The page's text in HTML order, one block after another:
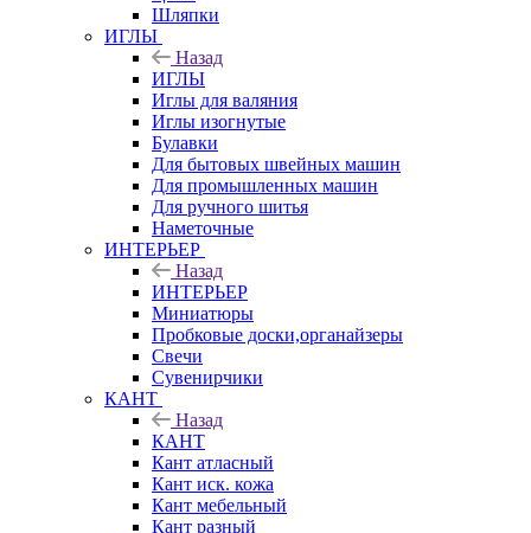
Шляпки
ИГЛЫ
Назад
ИГЛЫ
Иглы для валяния
Иглы изогнутые
Булавки
Для бытовых швейных машин
Для промышленных машин
Для ручного шитья
Наметочные
ИНТЕРЬЕР
Назад
ИНТЕРЬЕР
Миниатюры
Пробковые доски,органайзеры
Свечи
Сувенирчики
КАНТ
Назад
КАНТ
Кант атласный
Кант иск. кожа
Кант мебельный
Кант разный